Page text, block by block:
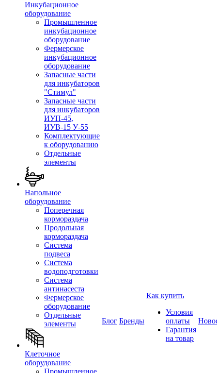
Инкубационное
оборудование
Промышленное
инкубационное
оборудование
Фермерское
инкубационное
оборудование
Запасные части
для инкубаторов
"Стимул"
Запасные части
для инкубаторов
ИУП-45,
ИУВ-15 У-55
Комплектующие
к оборудованию
Отдельные
элементы
Напольное
оборудование
Поперечная
кормораздача
Продольная
кормораздача
Система
подвеса
Система
водоподготовки
Система
антинасеста
Фермерское
оборудование
Отдельные
элементы
Клеточное
оборудование
Промышленное
Блог Бренды
Как купить
Условия
оплаты
Гарантия
на товар